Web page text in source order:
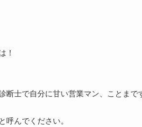
！
断士で自分に甘い営業マン、ことまで
呼んでください。